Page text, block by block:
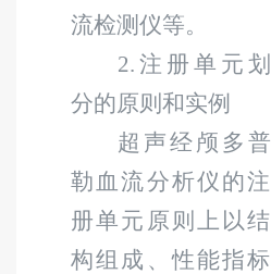
流检测仪等。
2. 注册单元划
分的原则和实例
超声经颅多普
勒血流分析仪的注
册单元原则上以结
构组成、性能指标